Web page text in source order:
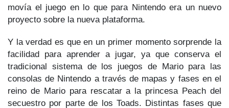
movía el juego en lo que para Nintendo era un nuevo
proyecto sobre la nueva plataforma.
Y la verdad es que en un primer momento sorprende la
facilidad para aprender a jugar, ya que conserva el
tradicional sistema de los juegos de Mario para las
consolas de Nintendo a través de mapas y fases en el
reino de Mario para rescatar a la princesa Peach del
secuestro por parte de los Toads. Distintas fases que